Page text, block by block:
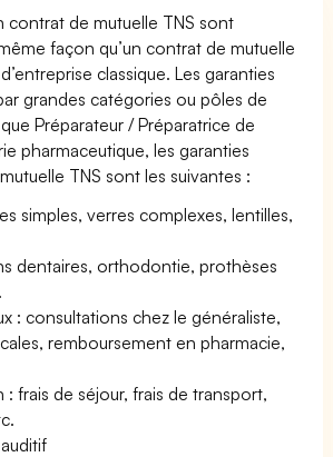
contrat de mutuelle TNS sont
façon qu’un contrat de mutuelle
classique. Les garanties
grandes catégories ou pôles de
Préparateur / Préparatrice de
pharmaceutique, les garanties
TNS sont les suivantes :
simples, verres complexes, lentilles,
dentaires, orthodontie, prothèses
: consultations chez le généraliste,
remboursement en pharmacie,
: frais de séjour, frais de transport,